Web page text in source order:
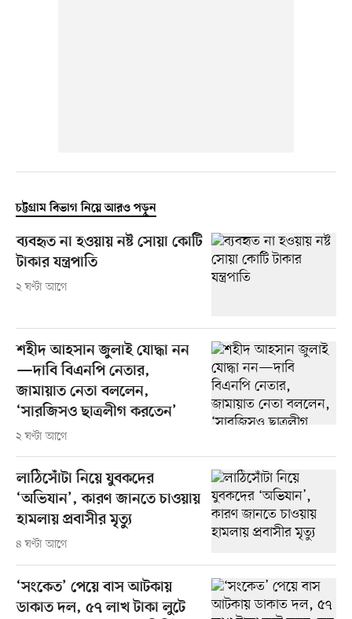
চট্টগ্রাম বিভাগ নিয়ে আরও পড়ুন
ব্যবহৃত না হওয়ায় নষ্ট সোয়া কোটি
টাকার যন্ত্রপাতি
২ ঘণ্টা আগে
শহীদ আহসান জুলাই যোদ্ধা নন
—দাবি বিএনপি নেতার,
জামায়াত নেতা বললেন,
‘সারজিসও ছাত্রলীগ করতেন’
২ ঘণ্টা আগে
লাঠিসোঁটা নিয়ে যুবকদের
‘অভিযান’, কারণ জানতে চাওয়ায়
হামলায় প্রবাসীর মৃত্যু
৪ ঘণ্টা আগে
‘সংকেত’ পেয়ে বাস আটকায়
ডাকাত দল, ৫৭ লাখ টাকা লুটে